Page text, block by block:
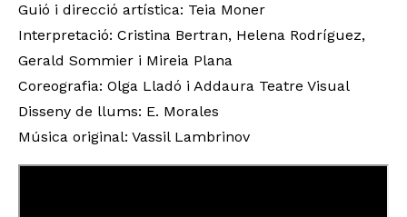
Guió i direcció artística: Teia Moner
Interpretació: Cristina Bertran, Helena Rodríguez,
Gerald Sommier i Mireia Plana
Coreografia: Olga Lladó i Addaura Teatre Visual
Disseny de llums: E. Morales
Música original: Vassil Lambrinov